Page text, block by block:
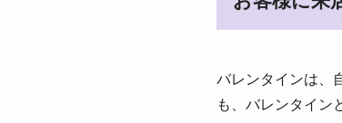
バレンタインは、
も、バレンタイン